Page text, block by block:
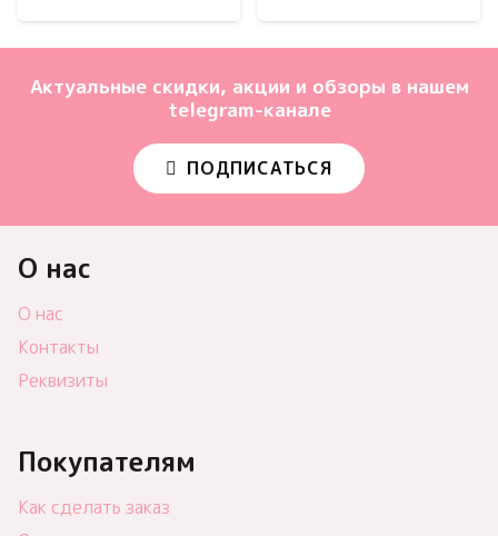
Актуальные скидки, акции и обзоры в нашем
telegram-канале
ПОДПИСАТЬСЯ
О нас
О нас
Контакты
Реквизиты
Покупателям
Как сделать заказ